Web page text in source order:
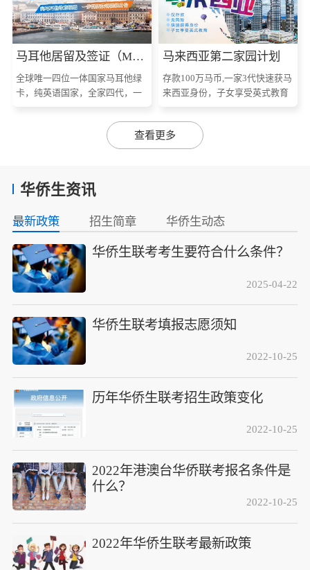
马耳他居留及签证（MPRP）
全球唯一四位一体国家马耳他绿
卡，纯英语国家，全家四代，一
马来西亚第二家园计划
存款100万马币,一家3代快速获马
来西亚身份，子女享受英式教育
查看更多
华侨生资讯
最新政策 招生简章 华侨生动态
华侨生联考考生要符合什么条件？
2025-04-22
华侨生联考填报志愿须知
2022-10-25
历年华侨生联考招生政策变化
2022-10-25
2022年港澳台华侨联考报名条件是
什么？
2022-10-25
2022年华侨生联考最新政策